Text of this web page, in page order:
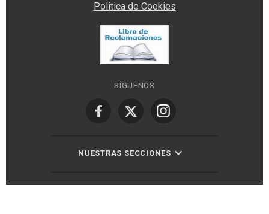
Politica de Cookies
SÍGUENOS
NUESTRAS SECCIONES